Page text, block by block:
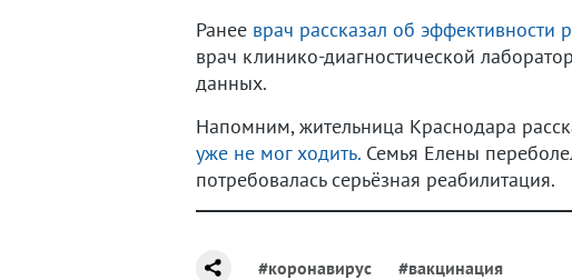
Ранее врач рассказал об
врач клинико-диагностической
данных.
Напомним, жительница Краснодара
уже не мог ходить. Семья Елены
потребовалась серьёзная реабилитация.
#коронавирус #вакцинация